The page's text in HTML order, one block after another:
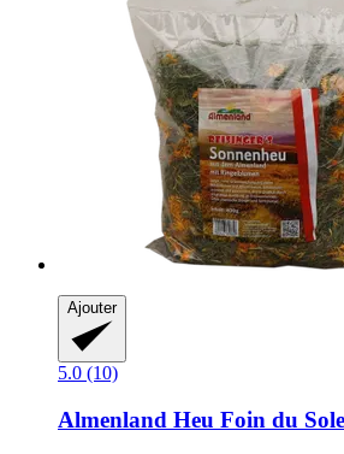
Ajouter
5.0 (10)
Almenland Heu Foin du